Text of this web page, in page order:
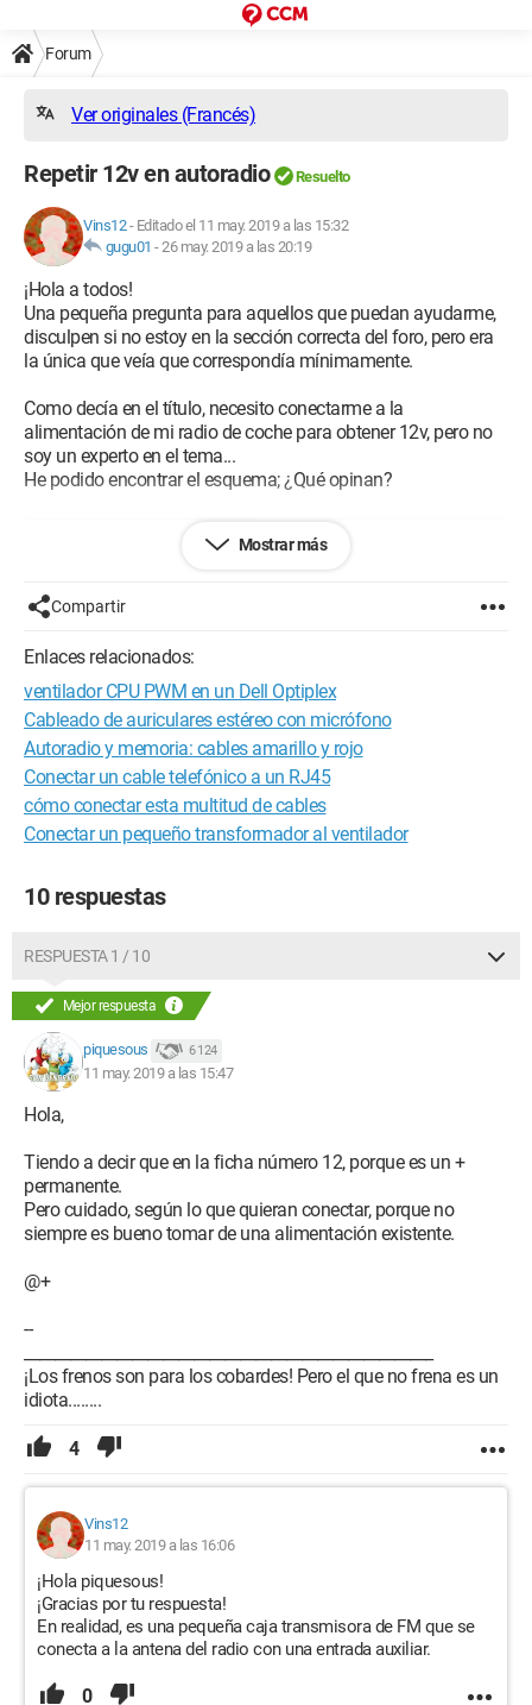
Forum
Ver originales (Francés)
Repetir 12v en autoradio Resuelto
Vins12- Editado el 11 may. 2019 a las 15:32
gugu01 -26 may. 2019 a las 20:19
¡Hola a todos!
Una pequeña pregunta para aquellos que puedan ayudarme,
disculpen si no estoy en la sección correcta del foro, pero era
la única que veía que correspondía mínimamente.
Como decía en el título, necesito conectarme a la
alimentación de mi radio de coche para obtener 12v, pero no
soy un experto en el tema...
He podido encontrar el esquema; ¿Qué opinan?
Detalle de la parte A del conector
¡Buen fin de semana!
Configuración:Macintosh / Chrome 73.0.3683.103
Mostrar más
Compartir
Enlaces relacionados:
ventilador CPU PWM en un Dell Optiplex
Cableado de auriculares estéreo con micrófono
Autoradio y memoria: cables amarillo y rojo
Conectar un cable telefónico a un RJ45
cómo conectar esta multitud de cables
Conectar un pequeño transformador al ventilador
10 respuestas
RESPUESTA 1 / 10
Mejor respuesta
piquesous 6 124
11 may. 2019 a las 15:47
Hola,
Tiendo a decir que en la ficha número 12, porque es un +
permanente.
Pero cuidado, según lo que quieran conectar, porque no
siempre es bueno tomar de una alimentación existente.
@+
--
¡Los frenos son para los cobardes! Pero el que no frena es un
idiota........
4
Vins12
11 may. 2019 a las 16:06
¡Hola piquesous!
¡Gracias por tu respuesta!
En realidad, es una pequeña caja transmisora de FM que se
conecta a la antena del radio con una entrada auxiliar.
0